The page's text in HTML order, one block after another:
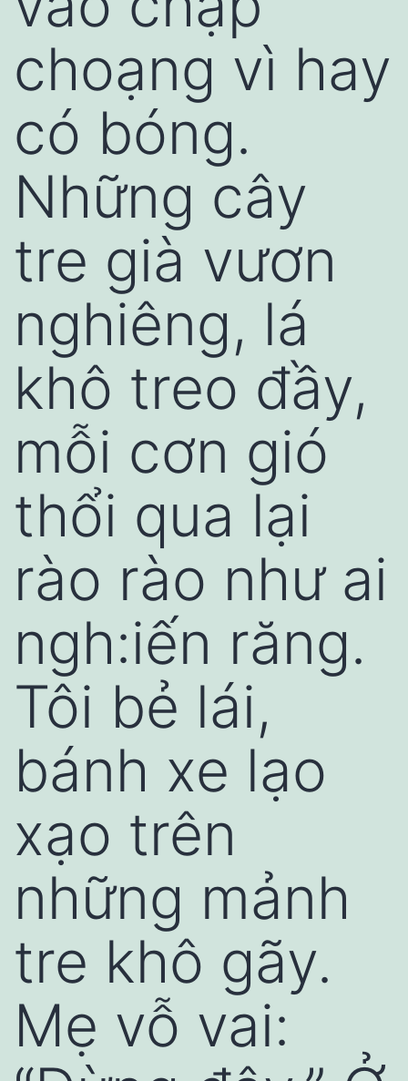
choạng vì hay
có bóng.
Những cây
tre già vươn
nghiêng, lá
khô treo đầy,
mỗi cơn gió
thổi qua lại
rào rào như ai
ngh:iến răng.
Tôi bẻ lái,
bánh xe lạo
xạo trên
những mảnh
tre khô gãy.
Mẹ vỗ vai: